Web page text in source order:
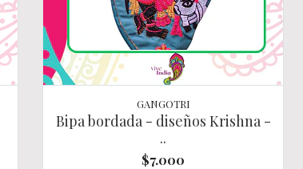
GANGOTRI
Bipa bordada - diseños Krishna -
..
$7.000